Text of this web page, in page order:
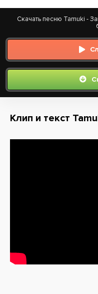
Скачать песню Tamuki -
Клип и текст